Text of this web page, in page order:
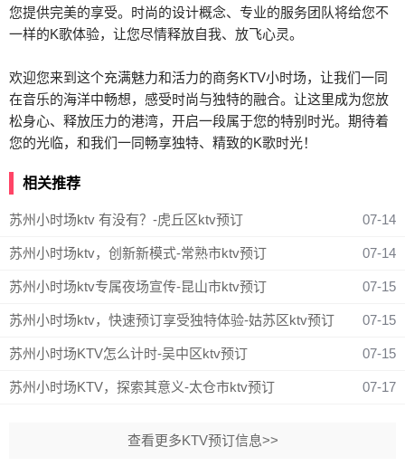
您提供完美的享受。时尚的设计概念、专业的服务团队将给您不
一样的K歌体验，让您尽情释放自我、放飞心灵。
欢迎您来到这个充满魅力和活力的商务KTV小时场，让我们一同
在音乐的海洋中畅想，感受时尚与独特的融合。让这里成为您放
松身心、释放压力的港湾，开启一段属于您的特别时光。期待着
您的光临，和我们一同畅享独特、精致的K歌时光！
相关推荐
苏州小时场ktv 有没有？-虎丘区ktv预订 07-14
苏州小时场ktv，创新新模式-常熟市ktv预订 07-14
苏州小时场ktv专属夜场宣传-昆山市ktv预订 07-15
苏州小时场ktv，快速预订享受独特体验-姑苏区ktv预订 07-15
苏州小时场KTV怎么计时-吴中区ktv预订 07-15
苏州小时场KTV，探索其意义-太仓市ktv预订 07-17
查看更多KTV预订信息>>